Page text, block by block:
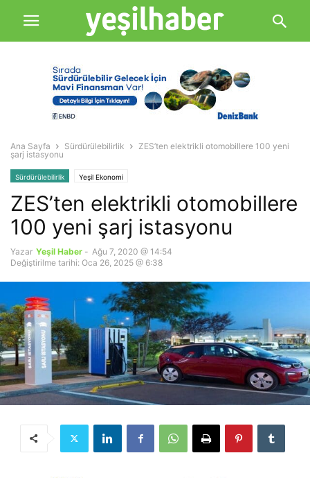
Ana Sayfa Sürdürülebilirlik
ZES’ten elektrikli otomobillere 100 yeni
şarj istasyonu
Sürdürülebilirlik Yeşil Ekonomi
ZES’ten elektrikli otomobillere
100 yeni şarj istasyonu
Yazar Yeşil Haber - Ağu 7, 2020 @ 14:54
Değiştirilme tarihi: Oca 26, 2025 @ 6:38